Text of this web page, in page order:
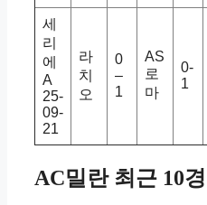
세
리
에
A
25-
09-
21
라
치
오
0
–
1
AS
로
마
0-
1
AC밀란 최근 10경